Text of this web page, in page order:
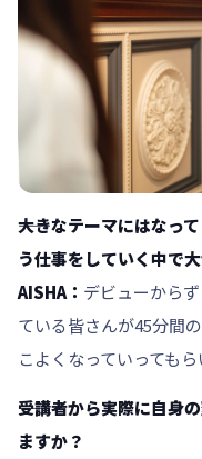
――大きなテーマにはな
う仕事をしていく中で
AISHA： デビューから
ている皆さんが45分間
こよくなっていっても
――受講者から実際に自
ますか？